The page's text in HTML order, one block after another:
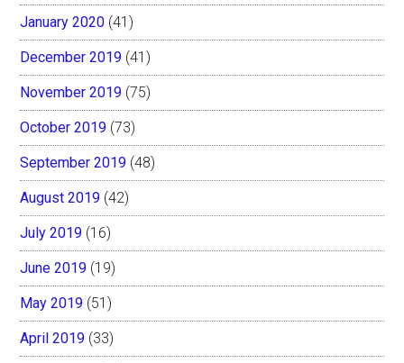
January 2020 (41)
December 2019 (41)
November 2019 (75)
October 2019 (73)
September 2019 (48)
August 2019 (42)
July 2019 (16)
June 2019 (19)
May 2019 (51)
April 2019 (33)